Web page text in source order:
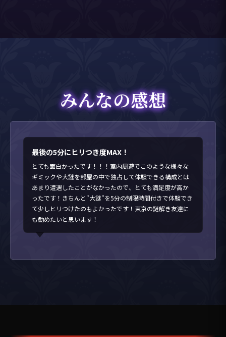
みんなの感想
最後の5分にヒリつき度MAX！
とても面白かったです！！！室内周遊でこのような様々な
ギミックや大謎を部屋の中で独占して体験できる構成とは
あまり遭遇したことがなかったので、とても満足度が高か
ったです！きちんと"大謎"を5分の制限時間付きで体験でき
て少しヒリつけたのもよかったです！東京の謎解き友達に
も勧めたいと思います！